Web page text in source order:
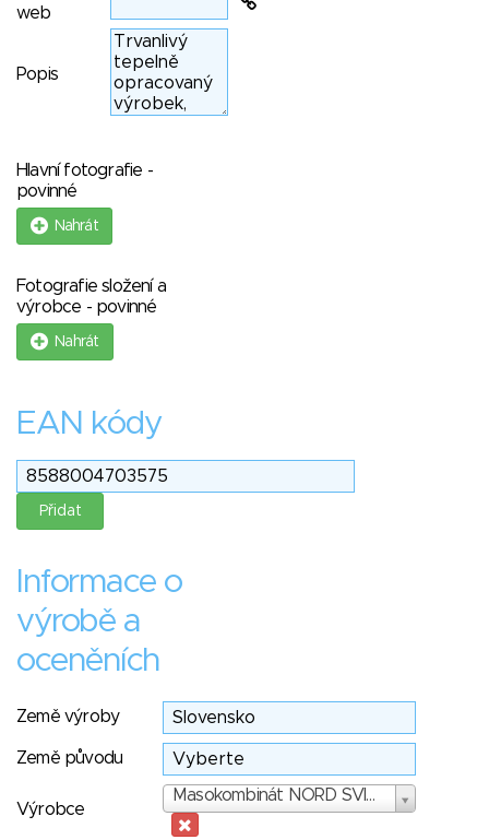
web
Popis
Hlavní fotografie -
povinné
Nahrát
Fotografie složení a
výrobce - povinné
Nahrát
EAN kódy
Informace o
výrobě a
oceněních
Země výroby
Země původu
Výrobce
Masokombinát NORD SVIT, s.r.o. (SK)
Výrobce